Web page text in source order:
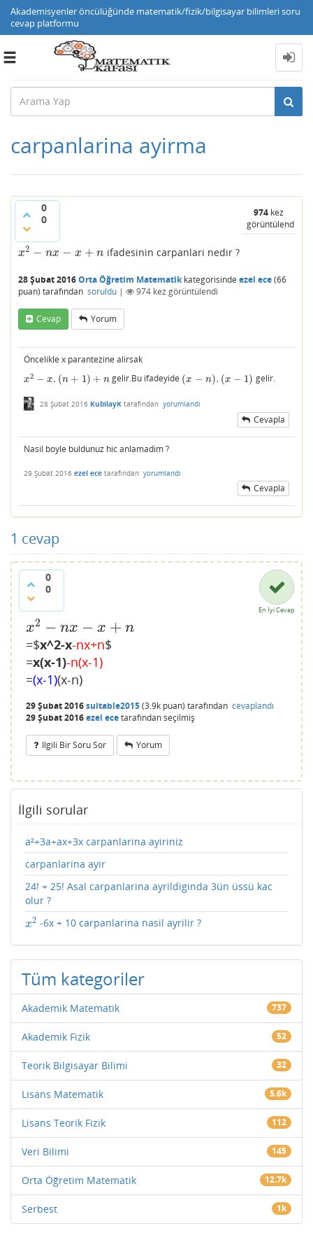
Akademisyenler öncülüğünde matematik/fizik/bilgisayar bilimleri soru
cevap platformu
Toggle
carpanlarina ayirma
0
0
974 kez
görüntülendi
x2 − nx − x + n
x2−nx −x+ n ifadesinin carpanlari nedir ?
28 Şubat 2016Orta Öğretim Matematikkategorisinde ezel ece(66
puan) tarafından soruldu | 974 kez görüntülendi
Cevap Yorum
Öncelikle x parantezine alirsak
x2 − x. (n + 1) + n
x2−x. n+ 1)+ n gelir.Bu ifadeyide (x − n). (x − 1)
(x− n). (x−1 ) gelir.
28 Şubat 2016 KubilayK tarafından yorumlandı
Cevapla
Nasil boyle buldunuz hic anlamadim ?
29 Şubat 2016 ezel ece tarafından yorumlandı
Cevapla
1 cevap
0
0
En İyi Cevap
x2 − nx − x + n
x2− nx −x+ n
=$x^2-x-nx+n$
=x(x-1)-n(x-1)
=(x-1)(x-n)
29 Şubat 2016suitable2015(3.9k puan) tarafından cevaplandı
29 Şubat 2016ezel ecetarafındanseçilmiş
Ilgili Bir Soru Sor Yorum
İlgili sorular
a²+3a+ax+3x carpanlarina ayiriniz
carpanlarina ayir
24! + 25! Asal carpanlarina ayrildiginda 3ün üssü kac
olur ?
x2
x2 -6x + 10 carpanlarina nasil ayrilir ?
Tüm kategoriler
Akademik Matematik 737
Akademik Fizik 52
Teorik Bilgisayar Bilimi 32
Lisans Matematik 5.6k
Lisans Teorik Fizik 112
Veri Bilimi 145
Orta Öğretim Matematik 12.7k
Serbest 1k